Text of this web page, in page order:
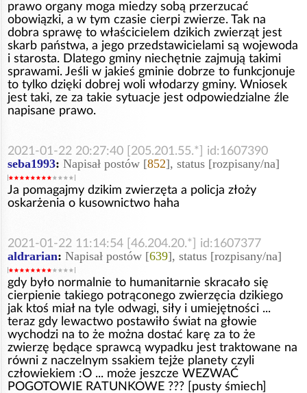
prawo organy moga miedzy sobą przerzucać
obowiązki, a w tym czasie cierpi zwierze. Tak na
dobra sprawę to właścicielem dzikich zwierząt jest
skarb państwa, a jego przedstawicielami są wojewoda
i starosta. Dlatego gminy niechętnie zajmują takimi
sprawami. Jeśli w jakieś gminie dobrze to funkcjonuje
to tylko dzięki dobrej woli włodarzy gminy. Wniosek
jest taki, ze za takie sytuacje jest odpowiedzialne źle
napisane prawo.
2021-01-22 20:27:40 [205.201.55.*] id:1607390
seba1993: Napisał postów [852], status [rozpisany/na]
Ja pomagajmy dzikim zwierzęta a policja złoży
oskarżenia o kusownictwo haha
2021-01-22 11:14:54 [46.204.20.*] id:1607377
aldrarian: Napisał postów [639], status [rozpisany/na]
gdy było normalnie to humanitarnie skracało się
cierpienie takiego potrąconego zwierzęcia dzikiego
jak ktoś miał na tyle odwagi, siły i umiejętności ...
teraz gdy lewactwo postawiło świat na głowie
wychodzi na to że można dostać karę za to że
zwierzę będące sprawcą wypadku jest traktowane na
równi z naczelnym ssakiem tejże planety czyli
człowiekiem :O ... może jeszcze WEZWAĆ
POGOTOWIE RATUNKOWE ??? [pusty śmiech]